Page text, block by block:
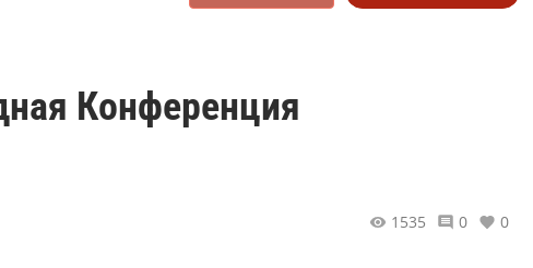
Конференция
1535 0 0